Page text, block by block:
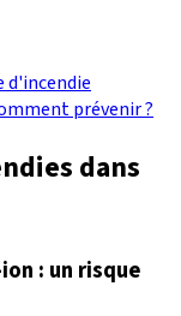
d'incendie
prévenir ?
dans
: un risque